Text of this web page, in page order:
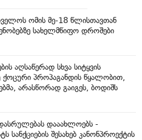
ომის მე-18 წლისთავთან
სახელმწიფო დროშები
აღსაწერად სხვა სიტყვის
ქოცური პროპაგანდის წყალობით,
არასწორად გაიგეს, ბოდიშს
დააახლოებს -
სანქციების შესახებ კანონპროექტის